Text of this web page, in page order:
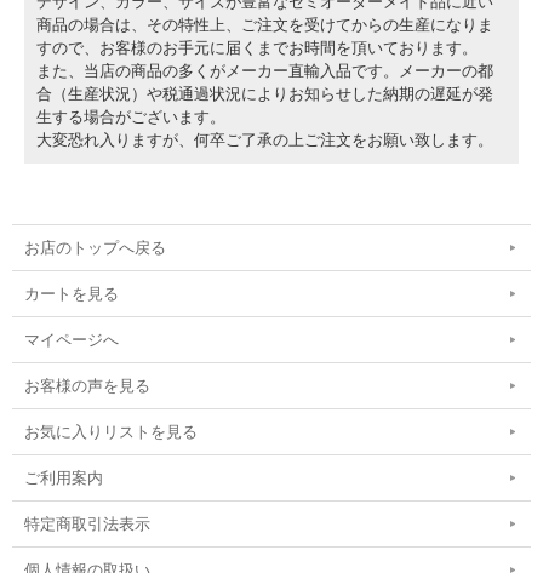
商品の場合は、その特性上、ご注文を受けてからの生産になりま
すので、お客様のお手元に届くまでお時間を頂いております。
また、当店の商品の多くがメーカー直輸入品です。メーカーの都
合（生産状況）や税通過状況によりお知らせした納期の遅延が発
生する場合がございます。
大変恐れ入りますが、何卒ご了承の上ご注文をお願い致します。
お店のトップへ戻る
カートを見る
マイページへ
お客様の声を見る
お気に入りリストを見る
ご利用案内
特定商取引法表示